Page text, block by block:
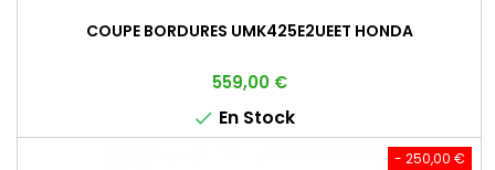
COUPE BORDURES UMK425E2UEET HONDA
Prix
559,00 €
 En Stock
- 250,00 €